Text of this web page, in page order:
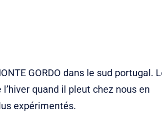
GORDO dans le sud portugal.
quand il pleut chez nous en
expérimentés.